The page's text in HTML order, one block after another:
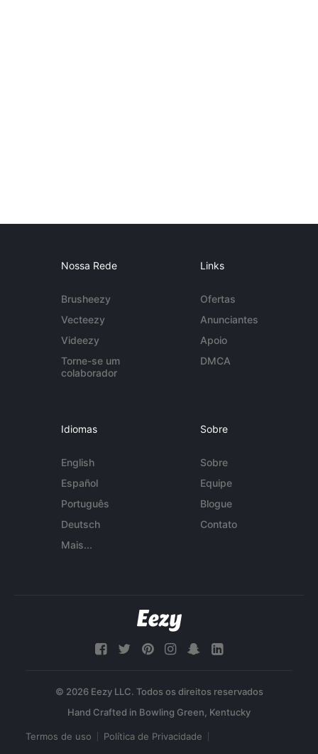
Nossa Rede
Brusheezy
Vecteezy
Videezy
Torne-se um
colaborador
Links
Ofertas
Anunciantes
Apoio
DMCA
Idiomas
English
Español
Português
Deutsch
Mais...
Sobre
Sobre
Equipe
Blogue
Contato
© 2026 Eezy LLC. Todos os direitos reservados
Termos de uso Política de Privacidade